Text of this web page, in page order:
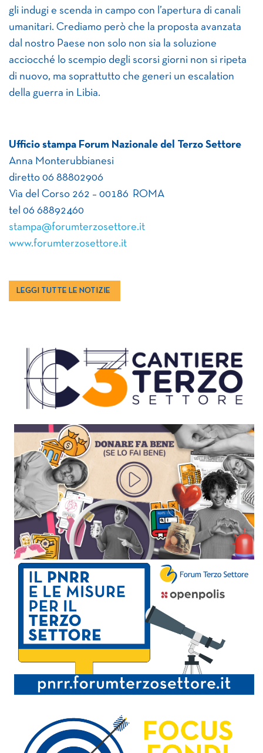
gli indugi e scenda in campo con l’apertura di canali
umanitari. Crediamo però che la proposta avanzata
dal nostro Paese non solo non sia la soluzione
acciocché lo scempio degli scorsi giorni non si ripeta
di nuovo, ma soprattutto che generi un escalation
della guerra in Libia.
Ufficio stampa Forum Nazionale del Terzo Settore
Anna Monterubbianesi
diretto 06 88802906
Via del Corso 262 – 00186 ROMA
tel 06 68892460
stampa@forumterzosettore.it
www.forumterzosettore.it
LEGGI TUTTE LE NOTIZIE